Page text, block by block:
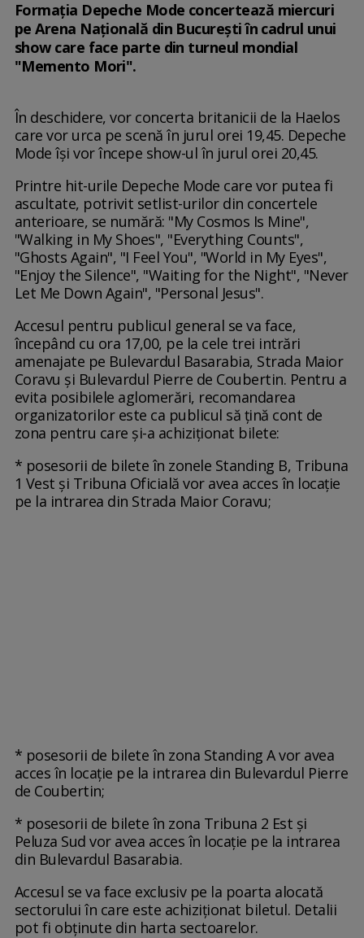
Formaţia Depeche Mode concertează miercuri
pe Arena Naţională din Bucureşti în cadrul unui
show care face parte din turneul mondial
"Memento Mori".
În deschidere, vor concerta britanicii de la Haelos
care vor urca pe scenă în jurul orei 19,45. Depeche
Mode îşi vor începe show-ul în jurul orei 20,45.
Printre hit-urile Depeche Mode care vor putea fi
ascultate, potrivit setlist-urilor din concertele
anterioare, se numără: "My Cosmos Is Mine",
"Walking in My Shoes", "Everything Counts",
"Ghosts Again", "I Feel You", "World in My Eyes",
"Enjoy the Silence", "Waiting for the Night", "Never
Let Me Down Again", "Personal Jesus".
Accesul pentru publicul general se va face,
începând cu ora 17,00, pe la cele trei intrări
amenajate pe Bulevardul Basarabia, Strada Maior
Coravu şi Bulevardul Pierre de Coubertin. Pentru a
evita posibilele aglomerări, recomandarea
organizatorilor este ca publicul să ţină cont de
zona pentru care şi-a achiziţionat bilete:
* posesorii de bilete în zonele Standing B, Tribuna
1 Vest şi Tribuna Oficială vor avea acces în locaţie
pe la intrarea din Strada Maior Coravu;
* posesorii de bilete în zona Standing A vor avea
acces în locaţie pe la intrarea din Bulevardul Pierre
de Coubertin;
* posesorii de bilete în zona Tribuna 2 Est şi
Peluza Sud vor avea acces în locaţie pe la intrarea
din Bulevardul Basarabia.
Accesul se va face exclusiv pe la poarta alocată
sectorului în care este achiziţionat biletul. Detalii
pot fi obţinute din harta sectoarelor.